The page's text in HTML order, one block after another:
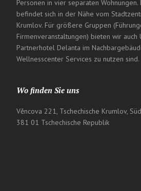
Personen in vier separaten
befindet sich in der Nähe vom
Krumlov. Für größere Gruppen
Firmenveranstaltungen) bieten wir auch
Partnerhotel Delanta im
Wellnesscenter Services zu nutzen sind.
Wo finden Sie uns
Věncova 221, Tschechische Krumlov,
381 01 Tschechische Republik